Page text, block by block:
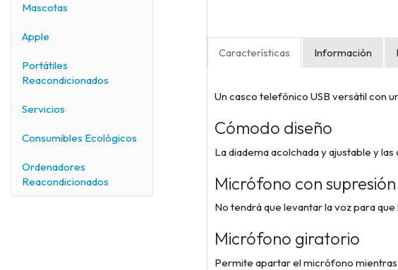
Mascotas
Apple
Portátiles
Reacondicionados
Servicios
Consumibles Ecológicos
Ordenadores
Reacondicionados
Características Información
Un casco telefónico USB versátil con
Cómodo diseño
La diadema acolchada y ajustable y
Micrófono con
No tendrá que levantar la voz para que
Micrófono giratorio
Permite apartar el micrófono mientras